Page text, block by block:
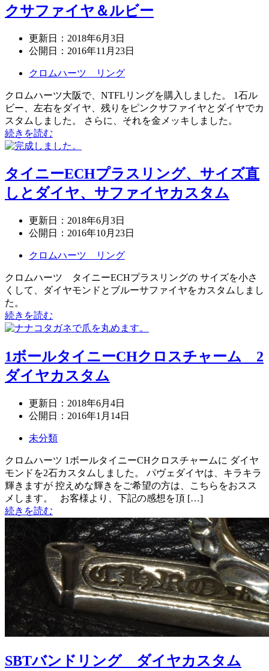
クサファイヤ＆ルビー
更新日： 2018年6月3日
公開日： 2016年11月23日
クロムハーツ リング
クロムハーツ大阪で、NTFLリングを購入しました。 1石ル
ビー、左右をダイヤ、残りをピンクサファイヤとダイヤでカ
スタムしました。 さらに、それを金メッキしました。
続きを読む
タイニーECHプラスリング、サイズ直
しとダイヤ、サファイヤカスタム
更新日： 2018年6月3日
公開日： 2016年10月23日
クロムハーツ リング
クロムハーツ タイニーECHプラスリングの サイズを小さ
くして、ダイヤモンドとブルーサファイヤをカスタムしまし
た。
続きを読む
1ボールタイニーCHクロスチャーム 2
ダイヤカスタム
更新日： 2018年6月4日
公開日： 2016年1月14日
未分類
クロムハーツ 1ボールタイニーCHクロスチャームに ダイヤ
モンドを2石カスタムしました。 パヴェダイヤは、キラキラ
輝きますが 控えめな輝きをご希望の方は、こちらをおスス
メします。 お客様より、下記の感想を頂 […]
続きを読む
SBTバンドリング ダイヤカスタム